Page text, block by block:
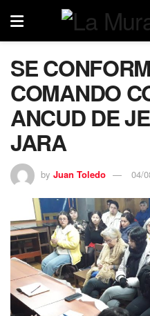
SE
COMANDO
ANCUD DE
JARA
by Juan Toledo 04/